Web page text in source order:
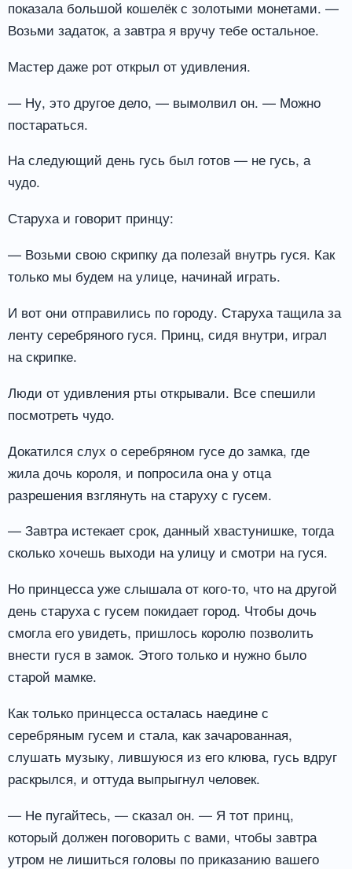
показала большой кошелёк с золотыми монетами. —
Возьми задаток, а завтра я вручу тебе остальное.
Мастер даже рот открыл от удивления.
— Ну, это другое дело, — вымолвил он. — Можно
постараться.
На следующий день гусь был готов — не гусь, а
чудо.
Старуха и говорит принцу:
— Возьми свою скрипку да полезай внутрь гуся. Как
только мы будем на улице, начинай играть.
И вот они отправились по городу. Старуха тащила за
ленту серебряного гуся. Принц, сидя внутри, играл
на скрипке.
Люди от удивления рты открывали. Все спешили
посмотреть чудо.
Докатился слух о серебряном гусе до замка, где
жила дочь короля, и попросила она у отца
разрешения взглянуть на старуху с гусем.
— Завтра истекает срок, данный хвастунишке, тогда
сколько хочешь выходи на улицу и смотри на гуся.
Но принцесса уже слышала от кого-то, что на другой
день старуха с гусем покидает город. Чтобы дочь
смогла его увидеть, пришлось королю позволить
внести гуся в замок. Этого только и нужно было
старой мамке.
Как только принцесса осталась наедине с
серебряным гусем и стала, как зачарованная,
слушать музыку, лившуюся из его клюва, гусь вдруг
раскрылся, и оттуда выпрыгнул человек.
— Не пугайтесь, — сказал он. — Я тот принц,
который должен поговорить с вами, чтобы завтра
утром не лишиться головы по приказанию вашего